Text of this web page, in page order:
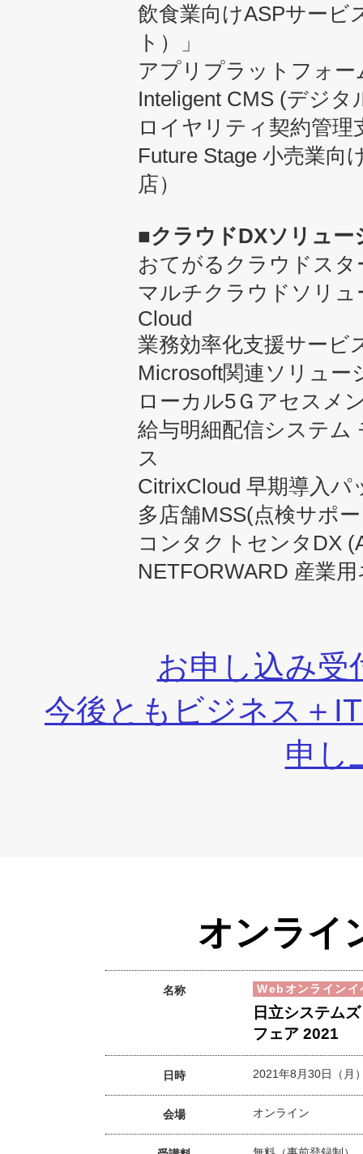
飲食業向けASPサービ
ト）」
アプリプラットフォー
Inteligent CMS (デジ
ロイヤリティ契約管理
Future Stage 小売業向
店）
■クラウドDXソリュー
おてがるクラウドスタ
マルチクラウドソリュ
Cloud
業務効率化支援サービ
Microsoft関連ソリュー
ローカル5Ｇアセスメ
給与明細配信システム
ス
CitrixCloud 早期導入パ
多店舗MSS(点検サポ
コンタクトセンタDX
NETFORWARD 産業
お申し込み受
今後ともビジネス＋
申し
オンライ
名称 Webオンラインイ
日立システム
フェア 2021
日時 2021年8月30日（月
会場 オンライン